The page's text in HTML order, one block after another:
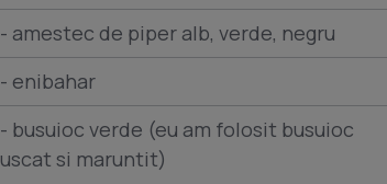
- amestec de piper alb, verde, negru
- enibahar
- busuioc verde (eu am folosit busuioc
uscat si maruntit)